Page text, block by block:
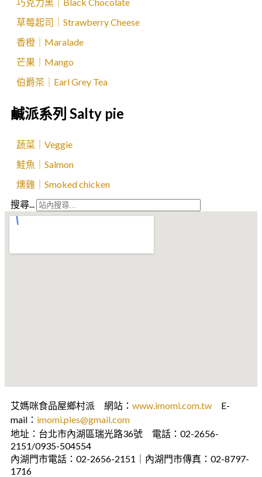
草莓起司｜Strawberry Cheese
香橙｜Maralade
芒果｜Mango
伯爵茶｜Earl Grey Tea
鹹派系列 Salty pie
蔬菜｜Veggie
鮭魚｜Salmon
燻雞｜Smoked chicken
搜尋...
艾媽咪食品屋鄉村派 網站： www.imomi.com.tw E-
mail： imomi.pies@gmail.com
地址：台北市內湖區瑞光路36號 電話：02-2656-
2151/0935-504554
內湖門市電話：02-2656-2151｜內湖門市傳真：02-8797-
1716